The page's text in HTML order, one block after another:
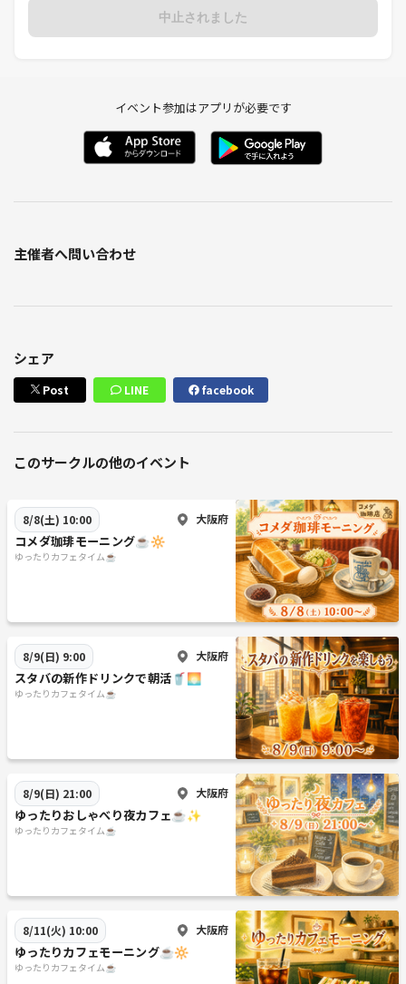
中止されました
イベント参加はアプリが必要です
主催者へ問い合わせ
シェア
Post LINE facebook
このサークルの他のイベント
8/8(土) 10:00 大阪府
コメダ珈琲モーニング☕️‪🔆‬
ゆったりカフェタイム☕
8/9(日) 9:00 大阪府
スタバの新作ドリンクで朝活🥤🌅
ゆったりカフェタイム☕
8/9(日) 21:00 大阪府
ゆったりおしゃべり夜カフェ☕✨
ゆったりカフェタイム☕
8/11(火) 10:00 大阪府
ゆったりカフェタイム☕